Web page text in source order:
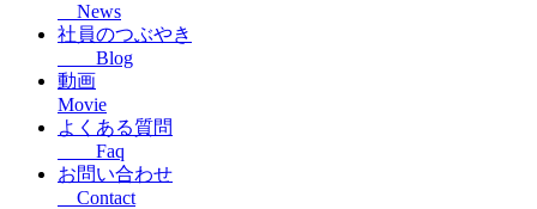
News
社員のつぶやき
Blog
動画
Movie
よくある質問
Faq
お問い合わせ
Contact